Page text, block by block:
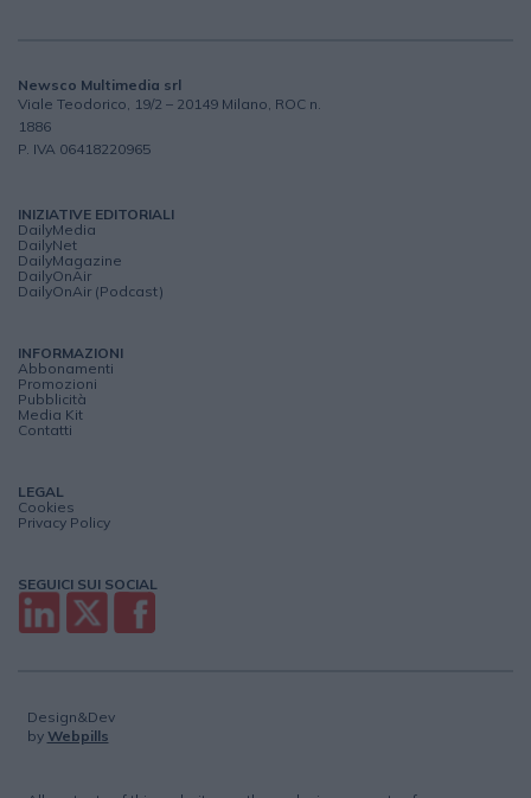
Newsco Multimedia srl
Viale Teodorico, 19/2 – 20149 Milano, ROC n.
1886
P. IVA 06418220965
INIZIATIVE EDITORIALI
DailyMedia
DailyNet
DailyMagazine
DailyOnAir
DailyOnAir (Podcast)
INFORMAZIONI
Abbonamenti
Promozioni
Pubblicità
Media Kit
Contatti
LEGAL
Cookies
Privacy Policy
SEGUICI SUI SOCIAL
Design&Dev
by Webpills